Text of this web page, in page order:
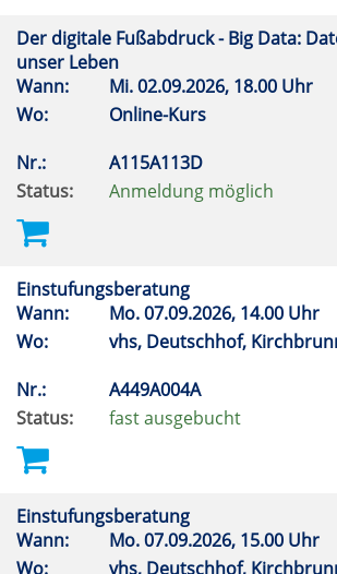
Der digitale Fußabdruck - Big Data:
unser Leben
Wann:
Mi.02.09.2026, 18.00 Uhr
Wo:
Online-Kurs
Nr.:
A115A113D
Status:
Anmeldung möglich
Einstufungsberatung
Wann:
Mo.07.09.2026, 14.00 Uhr
Wo:
vhs, Deutschhof,
Nr.:
A449A004A
Status:
fast ausgebucht
Einstufungsberatung
Wann:
Mo.07.09.2026, 15.00 Uhr
Wo:
vhs, Deutschhof,